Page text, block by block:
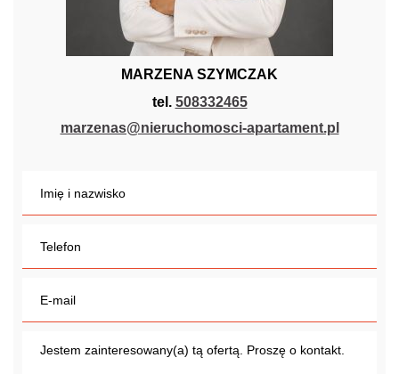
MARZENA SZYMCZAK
tel. 508332465
marzenas@nieruchomosci-apartament.pl